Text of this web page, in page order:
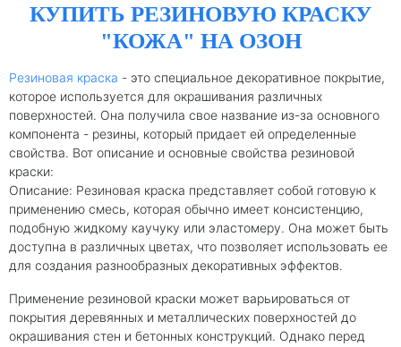
КУПИТЬ РЕЗИНОВУЮ КРАСКУ
"КОЖА" НА ОЗОН
Резиновая краска - это специальное декоративное покрытие,
которое используется для окрашивания различных
поверхностей. Она получила свое название из-за основного
компонента - резины, который придает ей определенные
свойства. Вот описание и основные свойства резиновой
краски:
Описание: Резиновая краска представляет собой готовую к
применению смесь, которая обычно имеет консистенцию,
подобную жидкому каучуку или эластомеру. Она может быть
доступна в различных цветах, что позволяет использовать ее
для создания разнообразных декоративных эффектов.
Применение резиновой краски может варьироваться от
покрытия деревянных и металлических поверхностей до
окрашивания стен и бетонных конструкций. Однако перед